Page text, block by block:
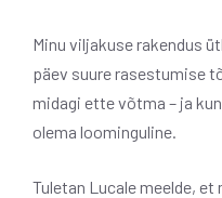
Minu viljakuse rakendus
päev suure rasestumise
midagi ette võtma – ja
olema loominguline.
Tuletan Lucale meelde,